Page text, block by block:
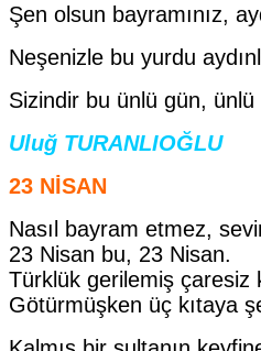
Şen olsun bayramınız,
Neşenizle bu yurdu
Sizindir bu ünlü gün, ünlü
Uluğ TURANLIOĞLU
23 NİSAN
Nasıl bayram etmez,
23 Nisan bu, 23 Nisan.
Türklük gerilemiş çaresiz
Götürmüşken üç kıtaya